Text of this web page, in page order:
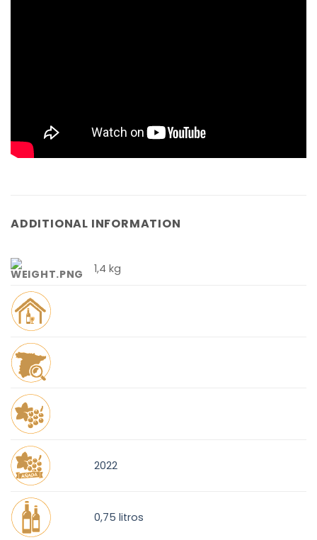
ADDITIONAL INFORMATION
1,4 kg
2022
0,75 litros